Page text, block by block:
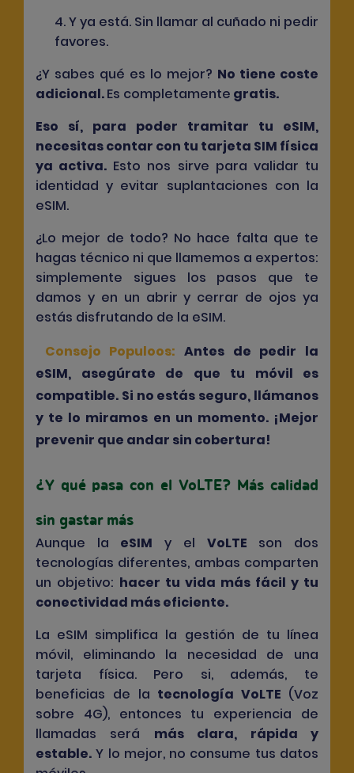
4. Y ya está. Sin llamar al cuñado ni pedir
favores.
¿Y sabes qué es lo mejor? No tiene coste
adicional.Es completamente gratis.
Eso sí, para poder tramitar tu eSIM,
necesitas contar con tu tarjeta SIM física
ya activa. Esto nos sirve para validar tu
identidad y evitar suplantaciones con la
eSIM.
¿Lo mejor de todo? No hace falta que te
hagas técnico ni que llamemos a expertos:
simplemente sigues los pasos que te
damos y en un abrir y cerrar de ojos ya
estás disfrutando de la eSIM.
Consejo Populoos:Antes de pedir la
eSIM, asegúrate de que tu móvil es
compatible. Si no estás seguro, llámanos
y te lo miramos en un momento. ¡Mejor
prevenir que andar sin cobertura!
¿Y qué pasa con el VoLTE? Más calidad
sin gastar más
Aunque la eSIM y el VoLTE son dos
tecnologías diferentes, ambas comparten
un objetivo: hacer tu vida más fácil y tu
conectividad más eficiente.
La eSIM simplifica la gestión de tu línea
móvil, eliminando la necesidad de una
tarjeta física. Pero si, además, te
beneficias de la tecnología VoLTE (Voz
sobre 4G), entonces tu experiencia de
llamadas será más clara, rápida y
estable. Y lo mejor, no consume tus datos